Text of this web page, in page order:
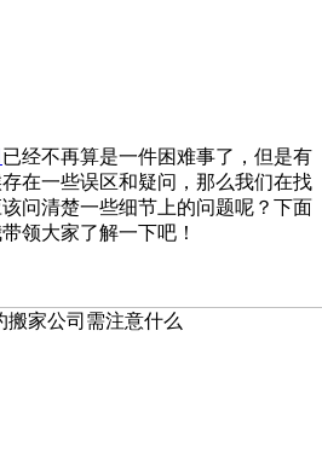
已经不再算是一件困难事了，但是有
在一些误区和疑问，那么我们在找
问清楚一些细节上的问题呢？下面
领大家了解一下吧！